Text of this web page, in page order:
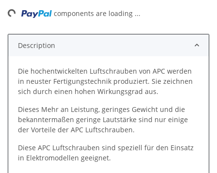
components are loading ...
Description
Die hochentwickelten Luftschrauben von APC werden
in neuster Fertigungstechnik produziert. Sie zeichnen
sich durch einen hohen Wirkungsgrad aus.
Dieses Mehr an Leistung, geringes Gewicht und die
bekanntermaßen geringe Lautstärke sind nur einige
der Vorteile der APC Luftschrauben.
Diese APC Luftschrauben sind speziell für den Einsatz
in Elektromodellen geeignet.